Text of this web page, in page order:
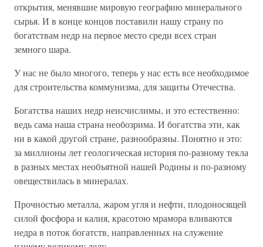
открытия, менявшие мировую географию минерального
сырья. И в конце концов поставили нашу страну по
богатствам недр на первое место среди всех стран
земного шара.
У нас не было многого, теперь у нас есть все необходимое
для строительства коммунизма, для защиты Отечества.
Богатства наших недр неисчислимы, и это естественно:
ведь сама наша страна необозрима. И богатства эти, как
ни в какой другой стране, разнообразны. Понятно и это:
за миллионы лет геологическая история по-разному текла
в разных местах необъятной нашей Родины и по-разному
овеществилась в минералах.
Прочностью металла, жаром угля и нефти, плодоносящей
силой фосфора и калия, красотою мрамора вливаются
недра в поток богатств, направленных на служение